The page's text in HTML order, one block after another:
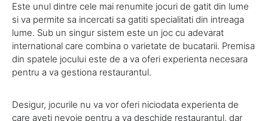
Este unul dintre cele mai renumite jocuri de gatit din lume
si va permite sa incercati sa gatiti specialitati din intreaga
lume. Sub un singur sistem este un joc cu adevarat
international care combina o varietate de bucatarii. Premisa
din spatele jocului este de a va oferi experienta necesara
pentru a va gestiona restaurantul.
Desigur, jocurile nu va vor oferi niciodata experienta de
care aveti nevoie pentru a va deschide restaurantul, dar